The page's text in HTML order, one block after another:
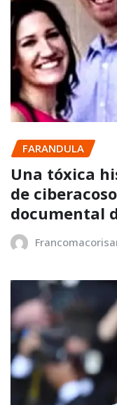
FARANDULA
Una tóxica
de
documental